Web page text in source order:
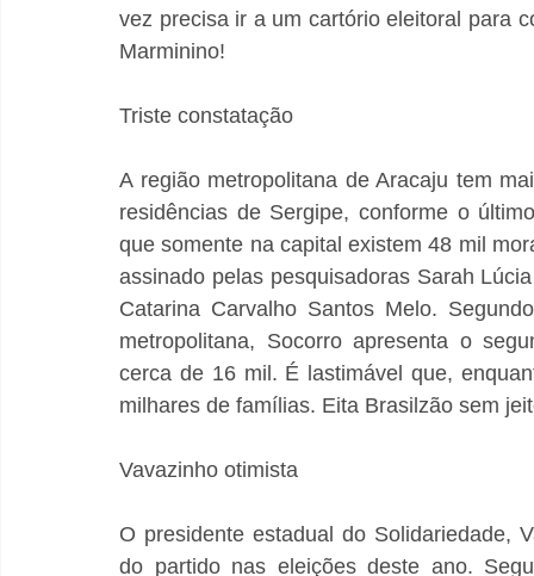
vez precisa ir a um cartório eleitoral para
Marminino!
Triste constatação
A região metropolitana de Aracaju tem
residências de Sergipe, conforme o
que somente na capital existem 48 mil
assinado pelas pesquisadoras Sarah
Catarina Carvalho Santos Melo.
metropolitana, Socorro apresenta o
cerca de 16 mil. É lastimável que,
milhares de famílias. Eita Brasilzão sem
Vavazinho otimista
O presidente estadual do Solidariedade,
do partido nas eleições deste ano.